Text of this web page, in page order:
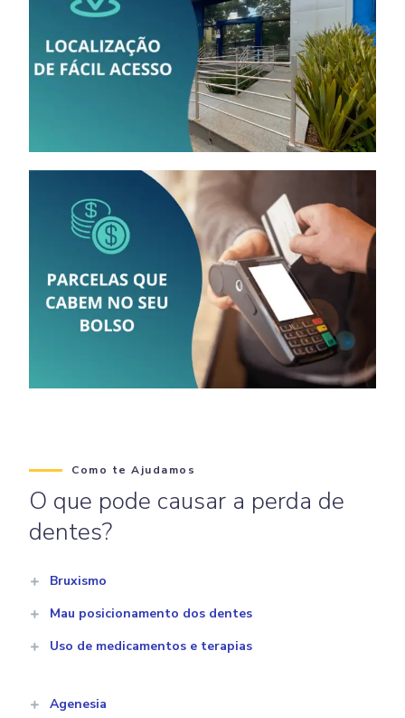
Como te Ajudamos
O que pode causar a perda de
dentes?
Bruxismo
Mau posicionamento dos dentes
Uso de medicamentos e terapias
Agenesia